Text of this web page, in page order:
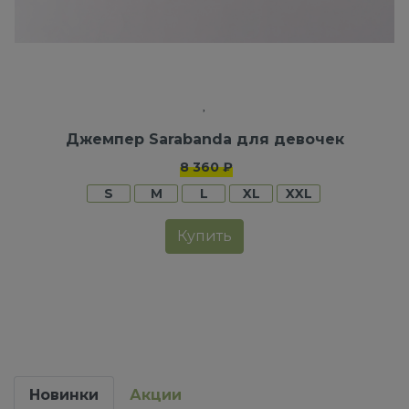
Джемпер Sarabanda для девочек
8 360 ₽
S
M L XL XXL
Купить
Новинки Акции